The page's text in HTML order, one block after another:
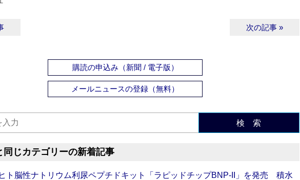
次の記事 »
購読の申込み（新聞 / 電子版）
メールニュースの登録（無料）
検 索
同じカテゴリーの新着記事
ヒト脳性ナトリウム利尿ペプチドキット「ラピッドチップBNP-II」を発売 積水